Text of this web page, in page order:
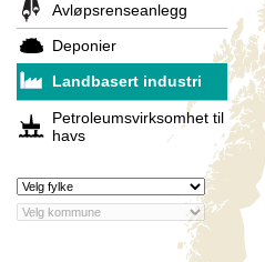
Avløpsrenseanlegg
Deponier
Landbasert industri
Petroleumsvirksomhet til
havs